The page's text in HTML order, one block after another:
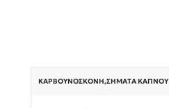
ΚΑΡΒΟΥΝΌΣΚΟΝΗ,ΣΉΜΑΤΑ ΚΑΠΝΟΎ